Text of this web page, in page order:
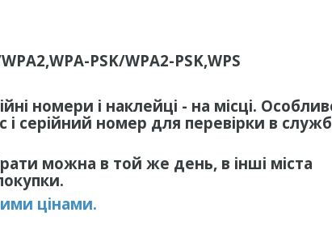
WPA2,WPA-PSK/WPA2-PSK,WPS
номери і наклейці - на місці.
серійний номер для перевірки в
можна в той же день, в інші міста
цінами.